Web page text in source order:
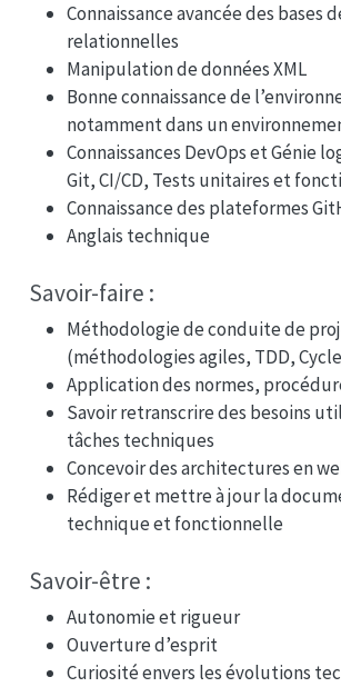
Connaissance avancée des bases
relationnelles
Manipulation de données XML
Bonne connaissance de
notamment dans un
Connaissances DevOps et Génie
Git, CI/CD, Tests unitaires et
Connaissance des plateformes
Anglais technique
Savoir-faire :
Méthodologie de conduite de
(méthodologies agiles, TDD,
Application des normes,
Savoir retranscrire des besoins
tâches techniques
Concevoir des architectures en
Rédiger et mettre à jour la
technique et fonctionnelle
Savoir-être :
Autonomie et rigueur
Ouverture d’esprit
Curiosité envers les évolutions